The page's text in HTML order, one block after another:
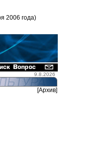
2006 года)
9.8.2026
[Архив]